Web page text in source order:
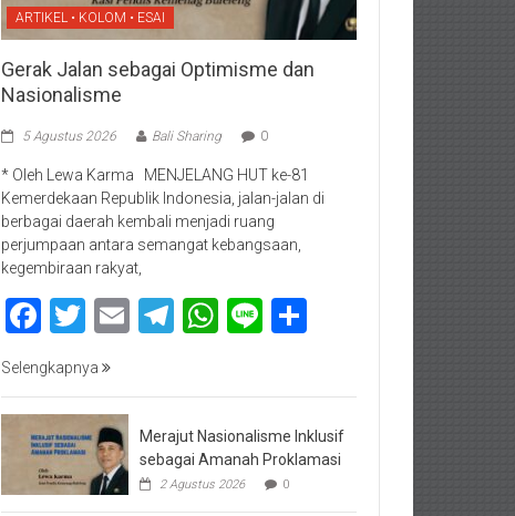
ARTIKEL • KOLOM • ESAI
Gerak Jalan sebagai Optimisme dan
Nasionalisme
5 Agustus 2026 Bali Sharing 0
* Oleh Lewa Karma MENJELANG HUT ke-81
Kemerdekaan Republik Indonesia, jalan-jalan di
berbagai daerah kembali menjadi ruang
perjumpaan antara semangat kebangsaan,
kegembiraan rakyat,
Facebook
Twitter
EmailTelegram
WhatsApp
Line
Selengkapnya
Merajut Nasionalisme Inklusif
sebagai Amanah Proklamasi
2 Agustus 2026 0